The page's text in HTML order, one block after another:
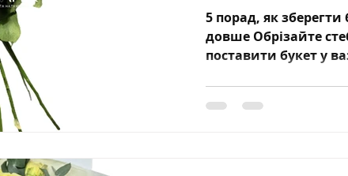
5 порад, як
довше Обрізайте
поставити букет у